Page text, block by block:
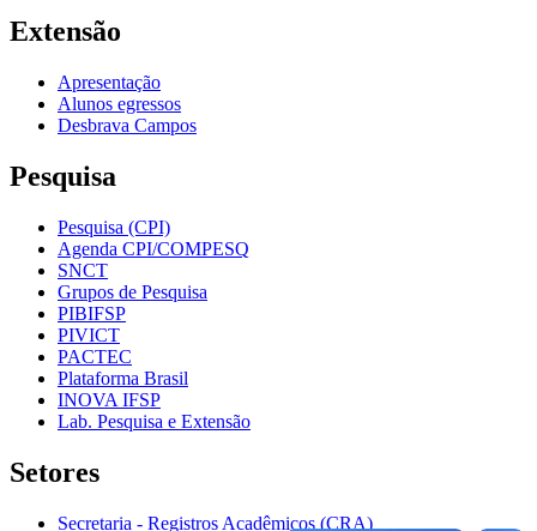
Extensão
Apresentação
Alunos egressos
Desbrava Campos
Pesquisa
Pesquisa (CPI)
Agenda CPI/COMPESQ
SNCT
Grupos de Pesquisa
PIBIFSP
PIVICT
PACTEC
Plataforma Brasil
INOVA IFSP
Lab. Pesquisa e Extensão
Setores
Secretaria - Registros Acadêmicos (CRA)